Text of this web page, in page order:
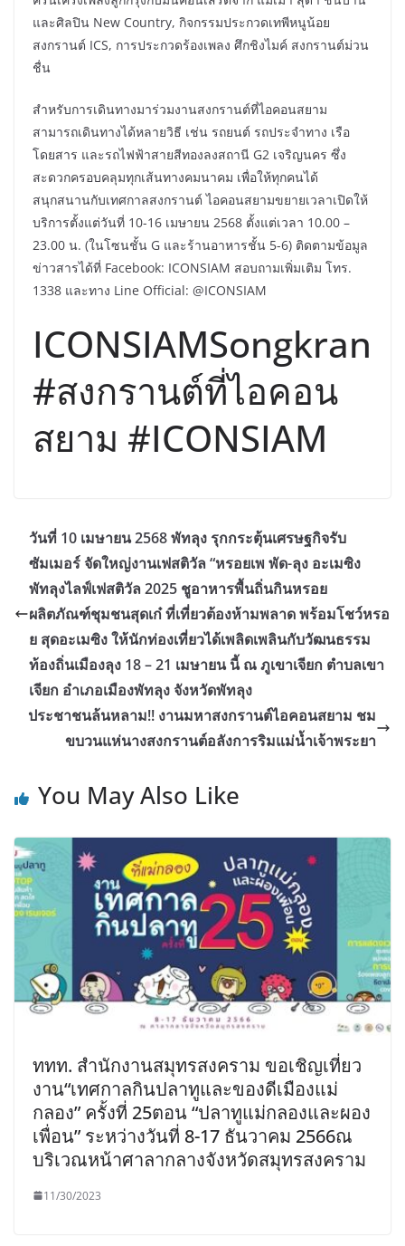
และศิลปิน New Country, กิจกรรมประกวดเทพีหนูน้อย
สงกรานต์ ICS, การประกวดร้องเพลง ศึกชิงไมค์ สงกรานต์ม่วน
ชื่น
สำหรับการเดินทางมาร่วมงานสงกรานต์ที่ไอคอนสยาม
สามารถเดินทางได้หลายวิธี เช่น รถยนต์ รถประจำทาง เรือ
โดยสาร และรถไฟฟ้าสายสีทองลงสถานี G2 เจริญนคร ซึ่ง
สะดวกครอบคลุมทุกเส้นทางคมนาคม เพื่อให้ทุกคนได้
สนุกสนานกับเทศกาลสงกรานต์ ไอคอนสยามขยายเวลาเปิดให้
บริการตั้งแต่วันที่ 10-16 เมษายน 2568 ตั้งแต่เวลา 10.00 –
23.00 น. (ในโซนชั้น G และร้านอาหารชั้น 5-6) ติดตามข้อมูล
ข่าวสารได้ที่ Facebook: ICONSIAM สอบถามเพิ่มเติม โทร.
1338 และทาง Line Official: @ICONSIAM
ICONSIAMSongkran
#สงกรานต์ที่ไอคอน
สยาม #ICONSIAM
วันที่ 10 เมษายน 2568 พัทลุง รุกกระตุ้นเศรษฐกิจรับ
ซัมเมอร์ จัดใหญ่งานเฟสติวัล “หรอยเพ พัด-ลุง อะเมซิง
พัทลุงไลฟ์เฟสติวัล 2025 ชูอาหารพื้นถิ่นกินหรอย
ผลิตภัณฑ์ชุมชนสุดเก๋ ที่เที่ยวต้องห้ามพลาด พร้อมโชว์หรอ
ย สุดอะเมซิง ให้นักท่องเที่ยวได้เพลิดเพลินกับวัฒนธรรม
ท้องถิ่นเมืองลุง 18 – 21 เมษายน นี้ ณ ภูเขาเจียก ตำบลเขา
เจียก อำเภอเมืองพัทลุง จังหวัดพัทลุง
ประชาชนล้นหลาม!! งานมหาสงกรานต์ไอคอนสยาม ชม
ขบวนแห่นางสงกรานต์อลังการริมแม่น้ำเจ้าพระยา
You May Also Like
ททท. สำนักงานสมุทรสงคราม ขอเชิญเที่ยว
งาน“เทศกาลกินปลาทูและของดีเมืองแม่
กลอง” ครั้งที่ 25ตอน “ปลาทูแม่กลองและผอง
เพื่อน” ระหว่างวันที่ 8-17 ธันวาคม 2566ณ
บริเวณหน้าศาลากลางจังหวัดสมุทรสงคราม
11/30/2023